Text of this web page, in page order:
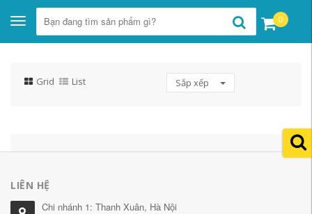
Toggle
navigation
0
Grid List Sắp xếp
LIÊN HỆ
Chi nhánh 1: Thanh Xuân, Hà Nội